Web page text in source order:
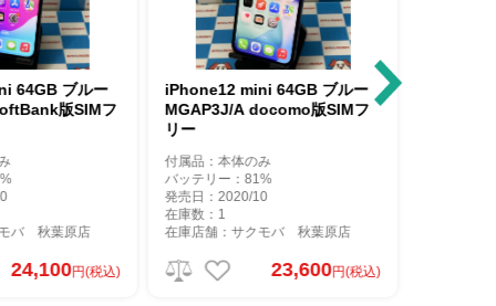
iPhone12 mini 64GB ブルー
MGAP3J/A docomo版SIMフ
在庫店舗：サクモバ 秋葉原店
23,600円(税込)
iPhone12 mini 128GB ホワイ
ト MGDM3J/A docomo版SIM
在庫店舗：サクモバ 秋葉原店